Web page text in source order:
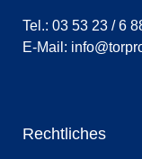
Tel.: 03 53 23 / 6
E-Mail:
Rechtliches